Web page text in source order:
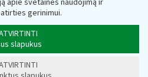
gerinimui.
slapukus